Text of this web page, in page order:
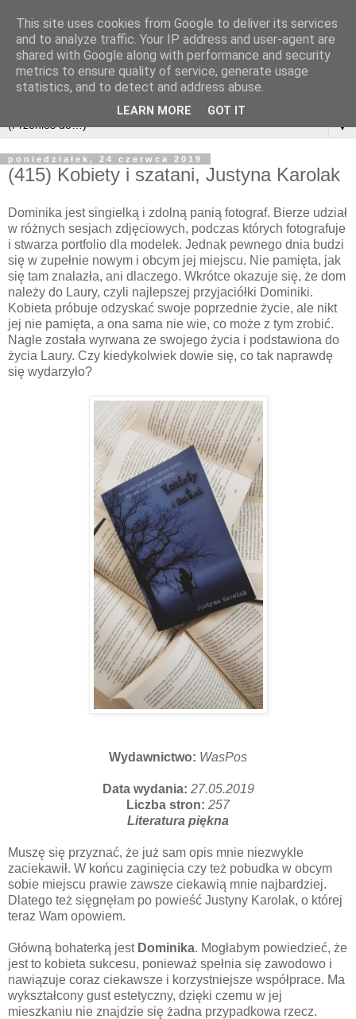
▼
poniedziałek, 24 czerwca 2019
(415) Kobiety i szatani, Justyna Karolak
Dominika jest singielką i zdolną panią fotograf. Bierze udział
w różnych sesjach zdjęciowych, podczas których fotografuje
i stwarza portfolio dla modelek. Jednak pewnego dnia budzi
się w zupełnie nowym i obcym jej miejscu. Nie pamięta, jak
się tam znalazła, ani dlaczego. Wkrótce okazuje się, że dom
należy do Laury, czyli najlepszej przyjaciółki Dominiki.
Kobieta próbuje odzyskać swoje poprzednie życie, ale nikt
jej nie pamięta, a ona sama nie wie, co może z tym zrobić.
Nagle została wyrwana ze swojego życia i podstawiona do
życia Laury. Czy kiedykolwiek dowie się, co tak naprawdę
się wydarzyło?
Wydawnictwo: WasPos
Data wydania: 27.05.2019
Liczba stron: 257
Literatura piękna
Muszę się przyznać, że już sam opis mnie niezwykle
zaciekawił. W końcu zaginięcia czy też pobudka w obcym
sobie miejscu prawie zawsze ciekawią mnie najbardziej.
Dlatego też sięgnęłam po powieść Justyny Karolak, o której
teraz Wam opowiem.
Główną bohaterką jest Dominika. Mogłabym powiedzieć, że
jest to kobieta sukcesu, ponieważ spełnia się zawodowo i
nawiązuje coraz ciekawsze i korzystniejsze współprace. Ma
wykształcony gust estetyczny, dzięki czemu w jej
mieszkaniu nie znajdzie się żadna przypadkowa rzecz.
This site uses cookies from Google to deliver its services
and to analyze traffic. Your IP address and user-agent are
shared with Google along with performance and security
metrics to ensure quality of service, generate usage
statistics, and to detect and address abuse.
LEARN MORE GOT IT